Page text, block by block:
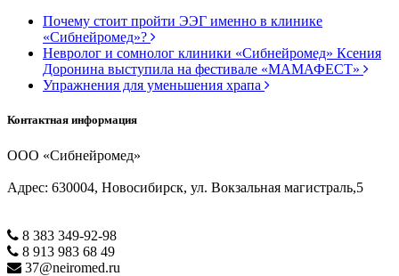
Почему стоит пройти ЭЭГ именно в клинике
«Сибнейромед»?
Невролог и сомнолог клиники «Сибнейромед» Ксения
Доронина выступила на фестивале «МАМАФЕСТ»
Упражнения для уменьшения храпа
Контактная информация
ООО «Сибнейромед»
Адрес: 630004, Новосибирск, ул. Вокзальная магистраль,5
8 383 349-92-98
8 913 983 68 49
37@neiromed.ru